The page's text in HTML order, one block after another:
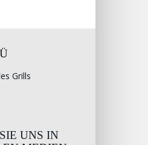
Grills
UNS IN